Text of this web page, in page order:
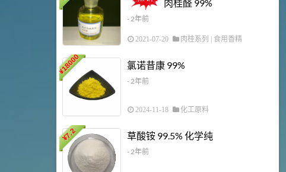
肉桂醛 99%
- 2年前
2021-07-20 肉桂系列 | 食用香精
¥
18000 氯诺昔康 99%
- 2年前
2024-11-18 化工原料
¥
7.2 草酸铵 99.5% 化学纯
- 2年前